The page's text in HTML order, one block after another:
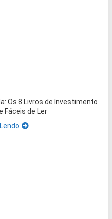
Os 8 Livros de Investimento
Fáceis de Ler